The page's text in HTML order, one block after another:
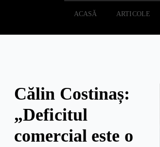
ACASĂ ARTICOLE
Călin Costinaș:
„Deficitul
comercial este o